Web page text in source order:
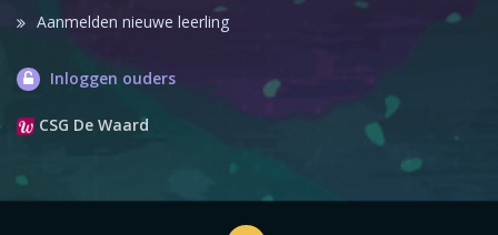
Aanmelden nieuwe leerling
Inloggen ouders
CSG De Waard